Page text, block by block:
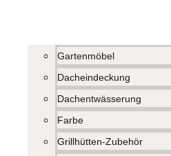
Gartenmöbel
Dacheindeckung
Dachentwässerung
Farbe
Grillhütten-Zubehör